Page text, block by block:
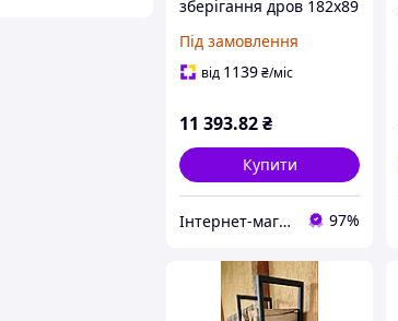
зберігання дров 182x89
дуб коричневий
Під замовлення
від 1139₴/міс
11 393.82₴
Купити
Інтернет-магазин якісних інструментів ''VERFO'' 97%